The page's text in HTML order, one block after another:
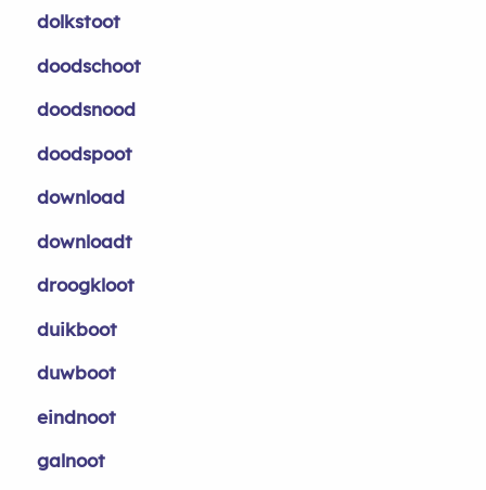
dolkstoot
doodschoot
doodsnood
doodspoot
download
downloadt
droogkloot
duikboot
duwboot
eindnoot
galnoot